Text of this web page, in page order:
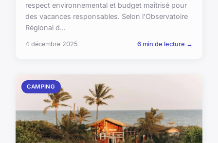
respect environnemental et budget maîtrisé pour
des vacances responsables. Selon l'Observatoire
Régional d...
4 décembre 2025 6 min de lecture →
CAMPING